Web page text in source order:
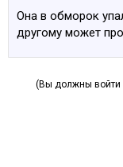
Она в обморок
другому может
(Вы должны войти